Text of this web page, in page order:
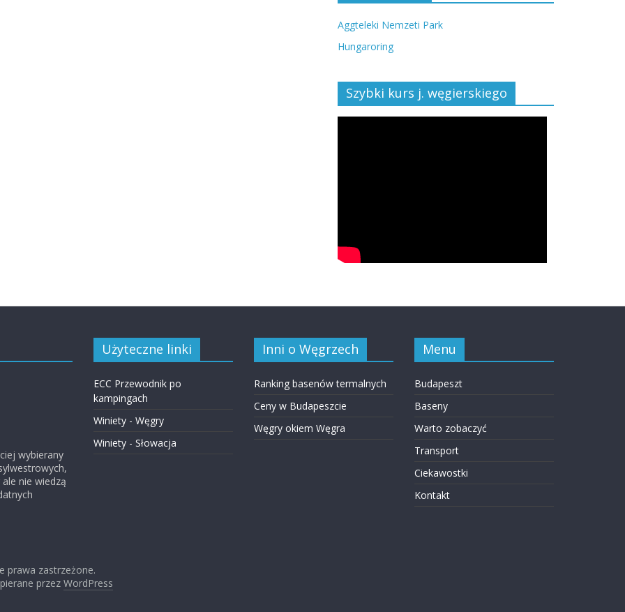
Aggteleki Nemzeti Park
Hungaroring
Szybki kurs j. węgierskiego
wybierany
nie wiedzą
Użyteczne linki
ECC Przewodnik po
kampingach
Winiety - Węgry
Winiety - Słowacja
Inni o Węgrzech
Ranking basenów termalnych
Ceny w Budapeszcie
Węgry okiem Węgra
Menu
Budapeszt
Baseny
Warto zobaczyć
Transport
Ciekawostki
Kontakt
prawa zastrzeżone.
przez WordPress